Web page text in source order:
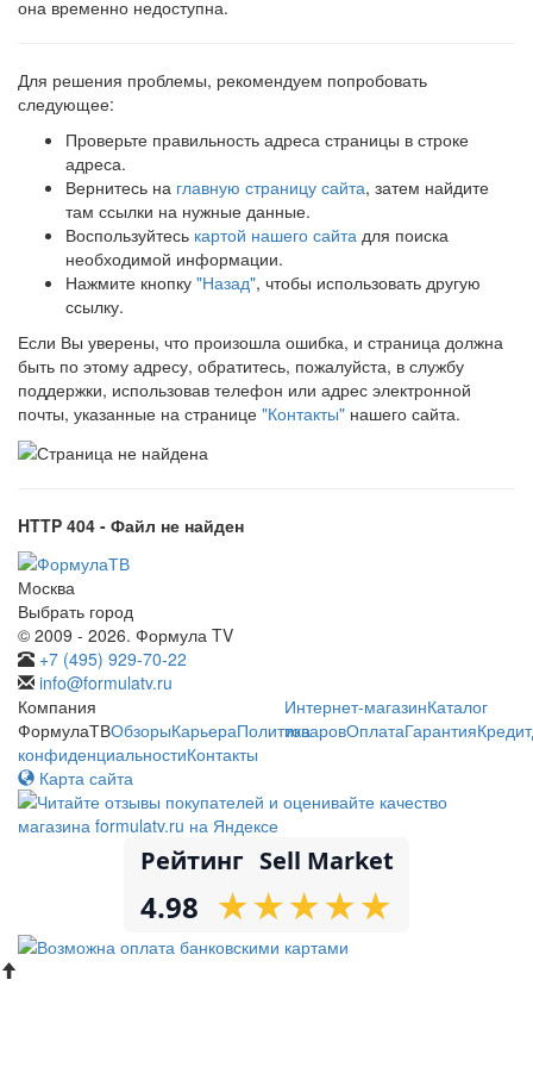
она временно недоступна.
Для решения проблемы, рекомендуем попробовать
следующее:
Проверьте правильность адреса страницы в строке
адреса.
Вернитесь на главную страницу сайта, затем найдите
там ссылки на нужные данные.
Воспользуйтесь картой нашего сайта для поиска
необходимой информации.
Нажмите кнопку "Назад", чтобы использовать другую
ссылку.
Если Вы уверены, что произошла ошибка, и страница должна
быть по этому адресу, обратитесь, пожалуйста, в службу
поддержки, использовав телефон или адрес электронной
почты, указанные на странице "Контакты" нашего сайта.
HTTP 404 - Файл не найден
Москва
Выбрать город
© 2009 - 2026. Формула TV
+7 (495) 929-70-22
info@formulatv.ru
Компания
ФормулаТВОбзорыКарьераПолитика
конфиденциальностиКонтакты
Интернет-магазинКаталог
товаровОплатаГарантияКредит
Карта сайта
Рейтинг Sell Market
4.98 ★
★★
★★
★★
★★
★